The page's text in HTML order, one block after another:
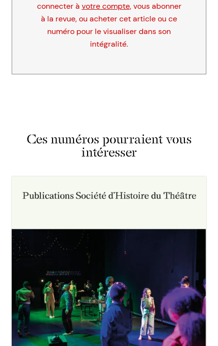
connecter à votre compte, vous abonner
à la revue, ou acheter cet article ou ce
numéro pour le visualiser dans son
intégralité.
Ces numéros pourraient vous
intéresser